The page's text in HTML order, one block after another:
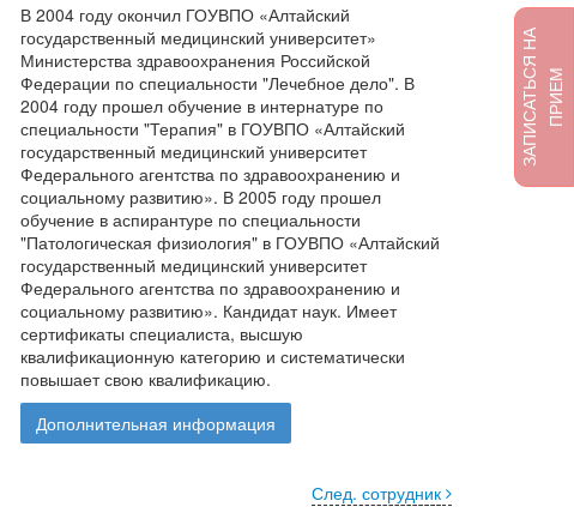
В 2004 году окончил ГОУВПО «Алтайский
государственный медицинский университет»
Министерства здравоохранения Российской
Федерации по специальности "Лечебное дело". В
2004 году прошел обучение в интернатуре по
специальности "Терапия" в ГОУВПО «Алтайский
государственный медицинский университет
Федерального агентства по здравоохранению и
социальному развитию». В 2005 году прошел
обучение в аспирантуре по специальности
"Патологическая физиология" в ГОУВПО «Алтайский
государственный медицинский университет
Федерального агентства по здравоохранению и
социальному развитию». Кандидат наук. Имеет
сертификаты специалиста, высшую
квалификационную категорию и систематически
повышает свою квалификацию.
Дополнительная информация
След. сотрудник
З
А
П
И
С
А
Т
Ь С
Я
Н
А
П
Р
И
Е М